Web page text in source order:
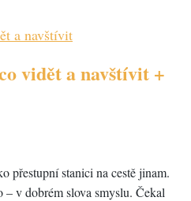
vidět a navštívit +
přestupní stanici na cestě jinam.
– v dobrém slova smyslu. Čekal